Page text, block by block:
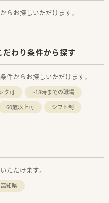
らお探しいただけます。
わり条件から探す
件からお探しいただけます。
ク可
~18時までの職場
60歳以上可
シフト制
ただけます。
高知県